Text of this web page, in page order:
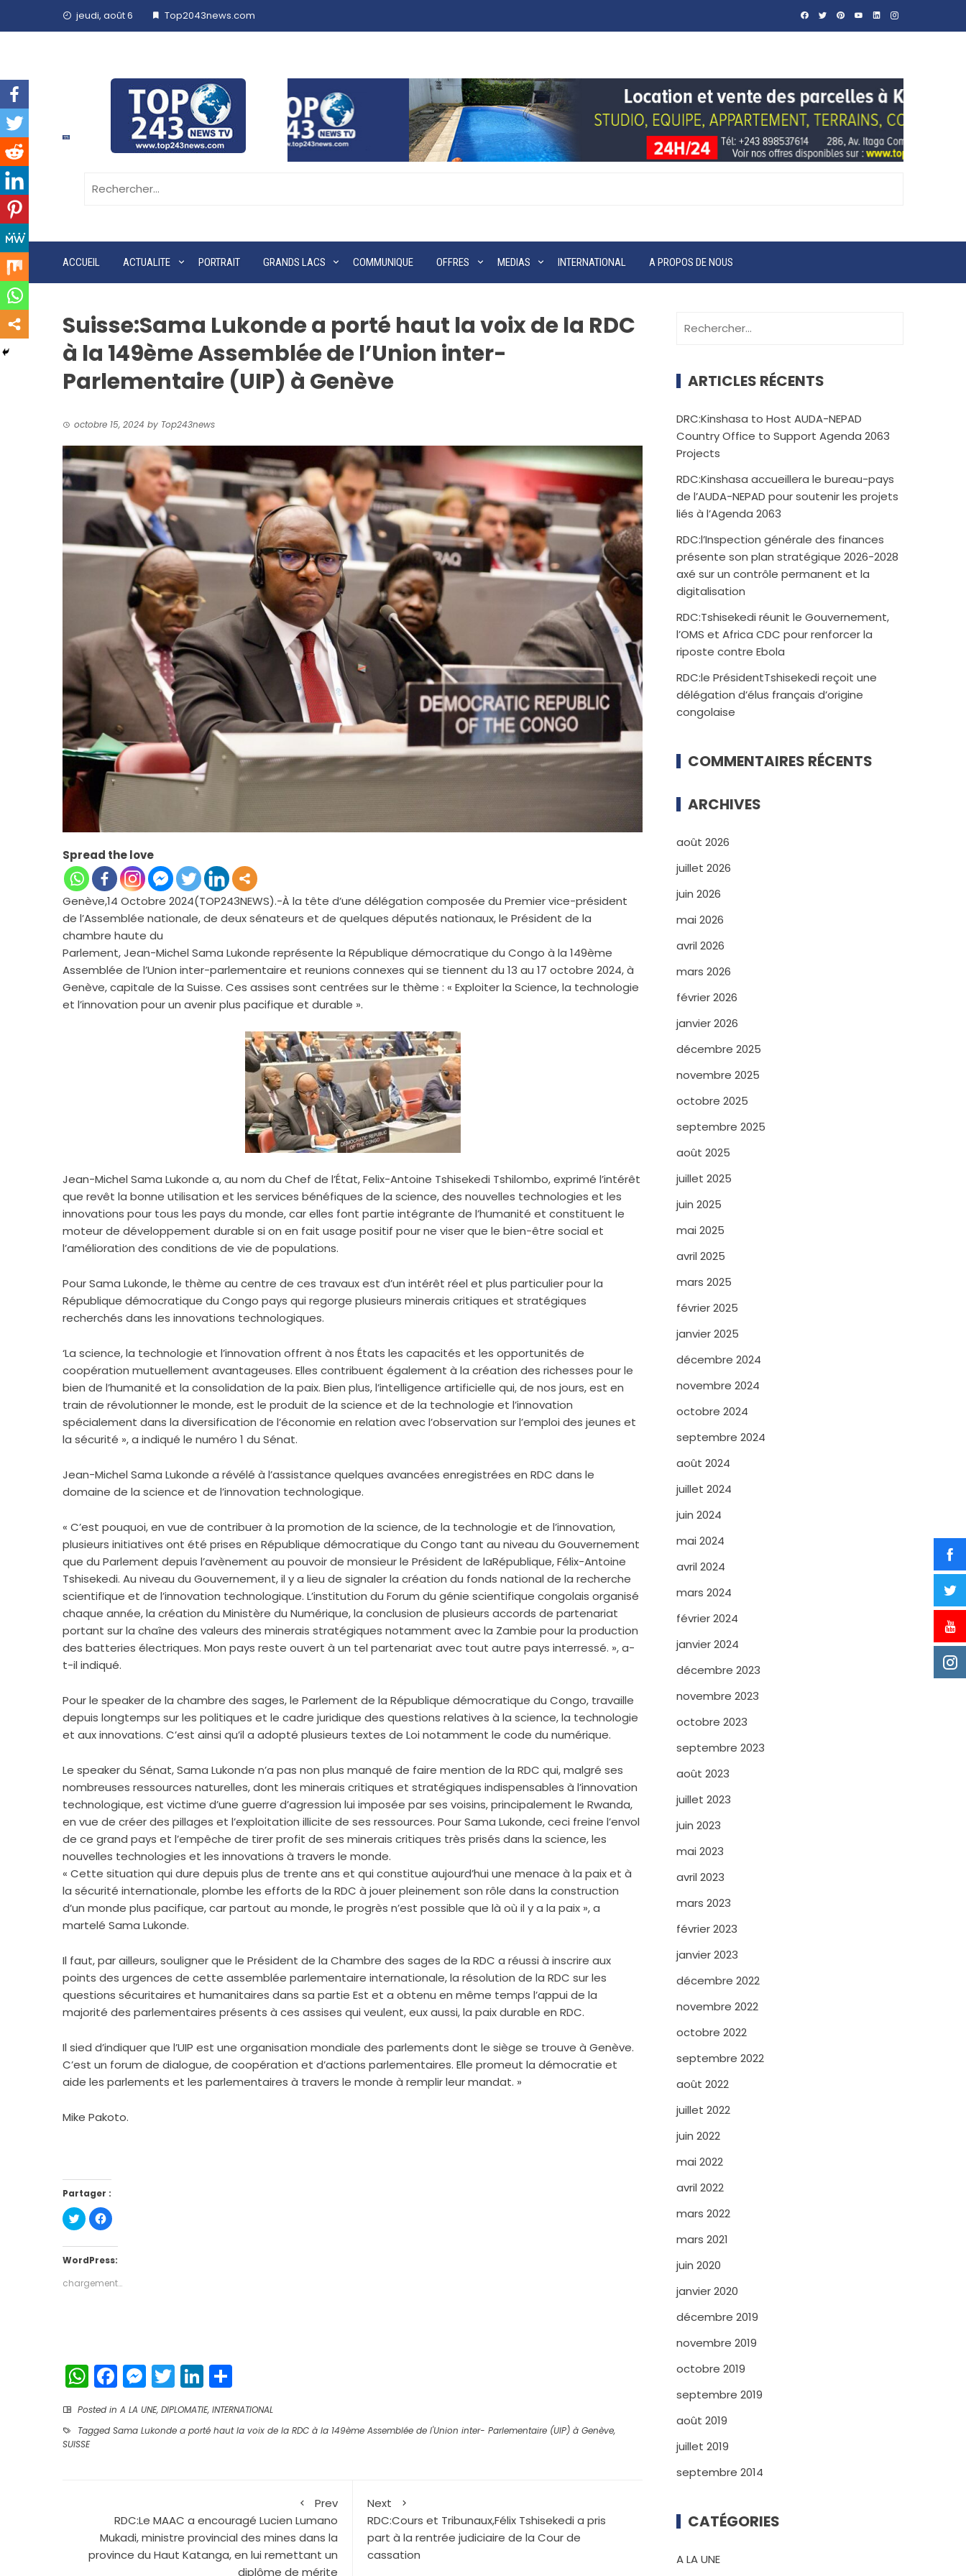
jeudi, août 6 Top2043news.com
ACCUEIL ACTUALITE PORTRAIT GRANDS LACS COMMUNIQUE OFFRES MEDIAS INTERNATIONAL A PROPOS DE NOUS
Suisse:Sama Lukonde a porté haut la voix de la RDC
à la 149ème Assemblée de l’Union inter-
Parlementaire (UIP) à Genève
octobre 15, 2024 by Top243news
Spread the love
Genève,14 Octobre 2024(TOP243NEWS).-À la tête d’une délégation composée du Premier vice-président
de l’Assemblée nationale, de deux sénateurs et de quelques députés nationaux, le Président de la
chambre haute du
Parlement, Jean-Michel Sama Lukonde représente la République démocratique du Congo à la 149ème
Assemblée de l’Union inter-parlementaire et reunions connexes qui se tiennent du 13 au 17 octobre 2024, à
Genève, capitale de la Suisse. Ces assises sont centrées sur le thème : « Exploiter la Science, la technologie
et l’innovation pour un avenir plus pacifique et durable ».
Jean-Michel Sama Lukonde a, au nom du Chef de l’État, Felix-Antoine Tshisekedi Tshilombo, exprimé l’intérêt
que revêt la bonne utilisation et les services bénéfiques de la science, des nouvelles technologies et les
innovations pour tous les pays du monde, car elles font partie intégrante de l’humanité et constituent le
moteur de développement durable si on en fait usage positif pour ne viser que le bien-être social et
l’amélioration des conditions de vie de populations.
Pour Sama Lukonde, le thème au centre de ces travaux est d’un intérêt réel et plus particulier pour la
République démocratique du Congo pays qui regorge plusieurs minerais critiques et stratégiques
recherchés dans les innovations technologiques.
‘La science, la technologie et l’innovation offrent à nos États les capacités et les opportunités de
coopération mutuellement avantageuses. Elles contribuent également à la création des richesses pour le
bien de l’humanité et la consolidation de la paix. Bien plus, l’intelligence artificielle qui, de nos jours, est en
train de révolutionner le monde, est le produit de la science et de la technologie et l’innovation
spécialement dans la diversification de l’économie en relation avec l’observation sur l’emploi des jeunes et
la sécurité », a indiqué le numéro 1 du Sénat.
Jean-Michel Sama Lukonde a révélé à l’assistance quelques avancées enregistrées en RDC dans le
domaine de la science et de l’innovation technologique.
« C’est pouquoi, en vue de contribuer à la promotion de la science, de la technologie et de l’innovation,
plusieurs initiatives ont été prises en République démocratique du Congo tant au niveau du Gouvernement
que du Parlement depuis l’avènement au pouvoir de monsieur le Président de laRépublique, Félix-Antoine
Tshisekedi. Au niveau du Gouvernement, il y a lieu de signaler la création du fonds national de la recherche
scientifique et de l’innovation technologique. L’institution du Forum du génie scientifique congolais organisé
chaque année, la création du Ministère du Numérique, la conclusion de plusieurs accords de partenariat
portant sur la chaîne des valeurs des minerais stratégiques notamment avec la Zambie pour la production
des batteries électriques. Mon pays reste ouvert à un tel partenariat avec tout autre pays interressé. », a-
t-il indiqué.
Pour le speaker de la chambre des sages, le Parlement de la République démocratique du Congo, travaille
depuis longtemps sur les politiques et le cadre juridique des questions relatives à la science, la technologie
et aux innovations. C’est ainsi qu’il a adopté plusieurs textes de Loi notamment le code du numérique.
Le speaker du Sénat, Sama Lukonde n’a pas non plus manqué de faire mention de la RDC qui, malgré ses
nombreuses ressources naturelles, dont les minerais critiques et stratégiques indispensables à l’innovation
technologique, est victime d’une guerre d’agression lui imposée par ses voisins, principalement le Rwanda,
en vue de créer des pillages et l’exploitation illicite de ses ressources. Pour Sama Lukonde, ceci freine l’envol
de ce grand pays et l’empêche de tirer profit de ses minerais critiques très prisés dans la science, les
nouvelles technologies et les innovations à travers le monde.
« Cette situation qui dure depuis plus de trente ans et qui constitue aujourd’hui une menace à la paix et à
la sécurité internationale, plombe les efforts de la RDC à jouer pleinement son rôle dans la construction
d’un monde plus pacifique, car partout au monde, le progrès n’est possible que là où il y a la paix », a
martelé Sama Lukonde.
Il faut, par ailleurs, souligner que le Président de la Chambre des sages de la RDC a réussi à inscrire aux
points des urgences de cette assemblée parlementaire internationale, la résolution de la RDC sur les
questions sécuritaires et humanitaires dans sa partie Est et a obtenu en même temps l’appui de la
majorité des parlementaires présents à ces assises qui veulent, eux aussi, la paix durable en RDC.
Il sied d’indiquer que l’UIP est une organisation mondiale des parlements dont le siège se trouve à Genève.
C’est un forum de dialogue, de coopération et d’actions parlementaires. Elle promeut la démocratie et
aide les parlements et les parlementaires à travers le monde à remplir leur mandat. »
Mike Pakoto.
Partager :
Cliquez
pour
partager
Twitter(ouvre
dans
fenêtre)
Cliquez
pour
Facebook(ouvre
dans
fenêtre)
WordPress:
chargement…
WhatsApp
Facebook
Messenger
TwitterLinkedIn
Posted in A LA UNE, DIPLOMATIE, INTERNATIONAL
Tagged Sama Lukonde a porté haut la voix de la RDC à la 149ème Assemblée de l'Union inter- Parlementaire (UIP) à Genève,
SUISSE
Prev
RDC:Le MAAC a encouragé Lucien Lumano
Mukadi, ministre provincial des mines dans la
province du Haut Katanga, en lui remettant un
diplôme de mérite
Next
RDC:Cours et Tribunaux,Félix Tshisekedi a pris
part à la rentrée judiciaire de la Cour de
cassation
ARTICLES RÉCENTS
DRC:Kinshasa to Host AUDA-NEPAD
Country Office to Support Agenda 2063
Projects
RDC:Kinshasa accueillera le bureau-pays
de l’AUDA-NEPAD pour soutenir les projets
liés à l’Agenda 2063
RDC:l’Inspection générale des finances
présente son plan stratégique 2026-2028
axé sur un contrôle permanent et la
digitalisation
RDC:Tshisekedi réunit le Gouvernement,
l’OMS et Africa CDC pour renforcer la
riposte contre Ebola
RDC:le PrésidentTshisekedi reçoit une
délégation d’élus français d’origine
congolaise
COMMENTAIRES RÉCENTS
ARCHIVES
août 2026
juillet 2026
juin 2026
mai 2026
avril 2026
mars 2026
février 2026
janvier 2026
décembre 2025
novembre 2025
octobre 2025
septembre 2025
août 2025
juillet 2025
juin 2025
mai 2025
avril 2025
mars 2025
février 2025
janvier 2025
décembre 2024
novembre 2024
octobre 2024
septembre 2024
août 2024
juillet 2024
juin 2024
mai 2024
avril 2024
mars 2024
février 2024
janvier 2024
décembre 2023
novembre 2023
octobre 2023
septembre 2023
août 2023
juillet 2023
juin 2023
mai 2023
avril 2023
mars 2023
février 2023
janvier 2023
décembre 2022
novembre 2022
octobre 2022
septembre 2022
août 2022
juillet 2022
juin 2022
mai 2022
avril 2022
mars 2022
mars 2021
juin 2020
janvier 2020
décembre 2019
novembre 2019
octobre 2019
septembre 2019
août 2019
juillet 2019
septembre 2014
CATÉGORIES
A LA UNE